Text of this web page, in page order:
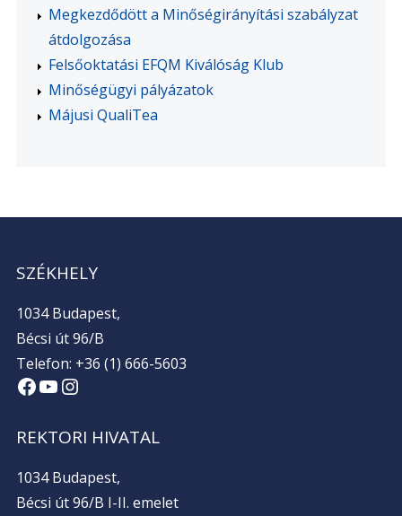
Megkezdődött a Minőségirányítási szabályzat
átdolgozása
Felsőoktatási EFQM Kiválóság Klub
Minőségügyi pályázatok
Májusi QualiTea
SZÉKHELY
1034 Budapest,
Bécsi út 96/B
Telefon: +36 (1) 666-5603
Facebook
YouTube
Instagram
REKTORI HIVATAL
1034 Budapest,
Bécsi út 96/B I-II. emelet